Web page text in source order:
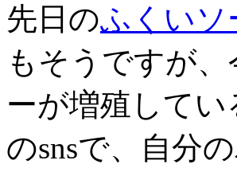
先日のふくいソ
もそうですが
ーが増殖してい
のsnsで、自分